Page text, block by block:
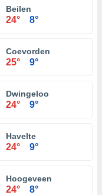
Beilen
24° 8°
Coevorden
25° 9°
Dwingeloo
24° 9°
Havelte
24° 9°
Hoogeveen
24° 8°